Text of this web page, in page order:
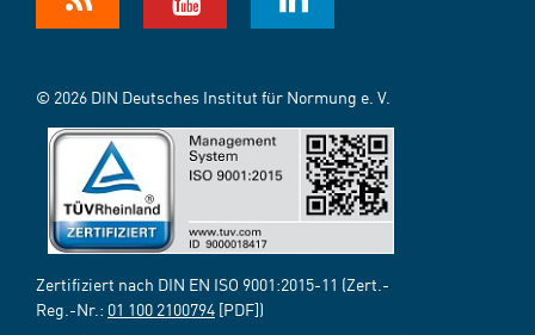
© 2026 DIN Deutsches Institut für Normung e. V.
Zertifiziert nach DIN EN ISO 9001:2015-11 (Zert.-
Reg.-Nr.: 01 100 2100794 [PDF])